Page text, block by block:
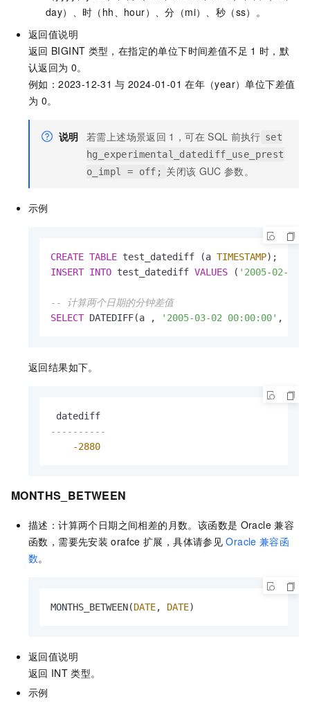
day）、时（hh、hour）、分（mi）、秒（ss）。
返回值说明
返回 BIGINT 类型，在指定的单位下时间差值不足 1 时，默
认返回为 0。
例如：2023-12-31 与 2024-01-01 在年（year）单位下差值
为 0。
说明 若需上述场景返回 1，可在 SQL 前执行 set
hg_experimental_datediff_use_prest
o_impl = off;
关闭该 GUC 参数。
示例
CREATE TABLE test_datediff (a TIMESTAMP
INSERT INTO test_datediff VALUES ( '2005-02-28
-- 计算两个日期的分钟差值
SELECT DATEDIFF(a , '2005-03-02 00:00:00' ,
返回结果如下。
----------
-2880
MONTHS_BETWEEN
描述：计算两个日期之间相差的月数。该函数是 Oracle 兼容
函数，需要先安装 orafce 扩展，具体请参见 Oracle 兼容函
数。
MONTHS_BETWEEN(DATE, DATE)
返回值说明
返回 INT 类型。
示例